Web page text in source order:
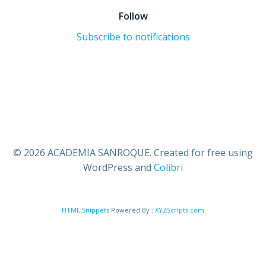
Follow
Subscribe to notifications
© 2026 ACADEMIA SANROQUE. Created for free using
WordPress and Colibri
HTML Snippets Powered By : XYZScripts.com